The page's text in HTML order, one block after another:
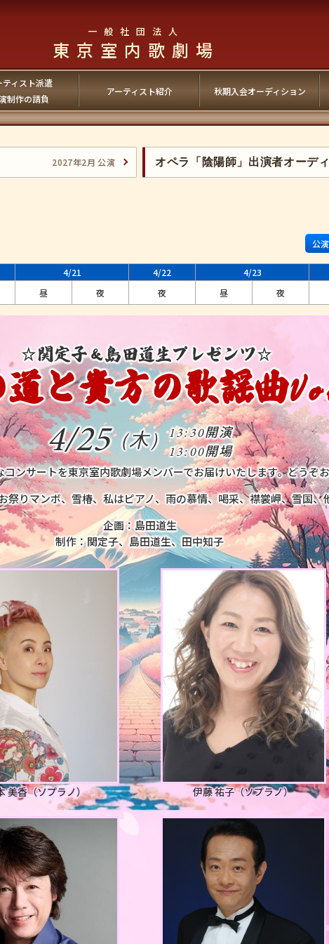
一般社団法人
東京室内歌劇場
ティスト派遣
制作の請負
アーティスト紹介 秋期入会オーディション
2027年2月 公演 オペラ「陰陽師」出演者オーデ
公
4/21 4/22 4/23
昼 夜 夜 昼 夜
☆関定子＆島田道生プレゼンツ☆
道と貴方の歌謡曲
4/25（木） 13:30開演
13:00開場
コンサートを東京室内歌劇場メンバーでお届けいたします。どう
祭りマンボ、雪椿、私はピアノ、雨の慕情、喝采、襟裳岬、雪国、
企画：島田道生
制作：関定子、島田道生、田中知子
美香（ソプラノ） 伊藤 祐子（ソプラノ）